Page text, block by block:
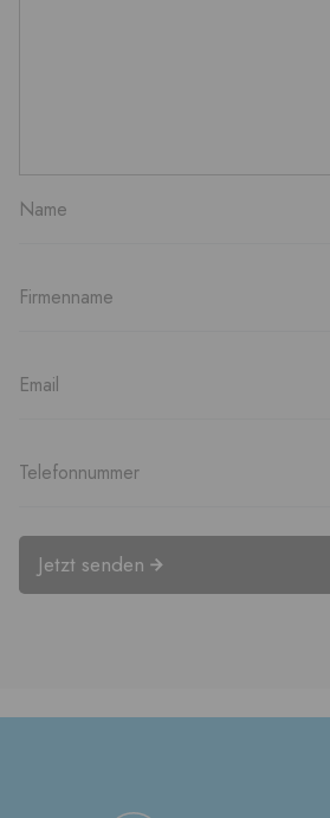
Jetzt senden